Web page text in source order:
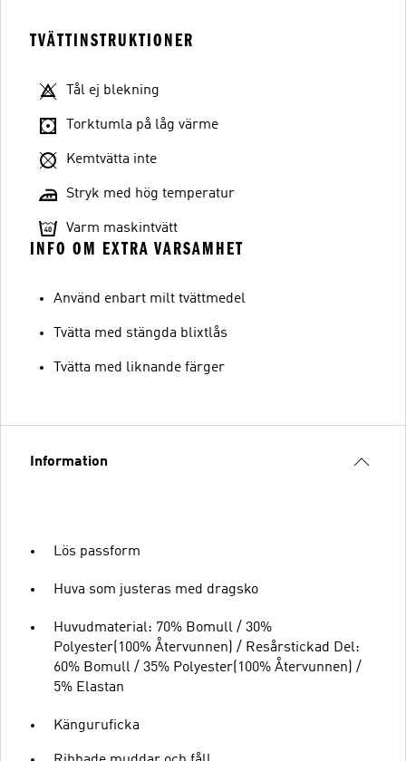
TVÄTTINSTRUKTIONER
Tål ej blekning
Torktumla på låg värme
Kemtvätta inte
Stryk med hög temperatur
Varm maskintvätt
INFO OM EXTRA VARSAMHET
Använd enbart milt tvättmedel
Tvätta med stängda blixtlås
Tvätta med liknande färger
Information
Lös passform
Huva som justeras med dragsko
Huvudmaterial: 70% Bomull / 30%
Polyester(100% Återvunnen) / Resårstickad Del:
60% Bomull / 35% Polyester(100% Återvunnen) /
5% Elastan
Känguruficka